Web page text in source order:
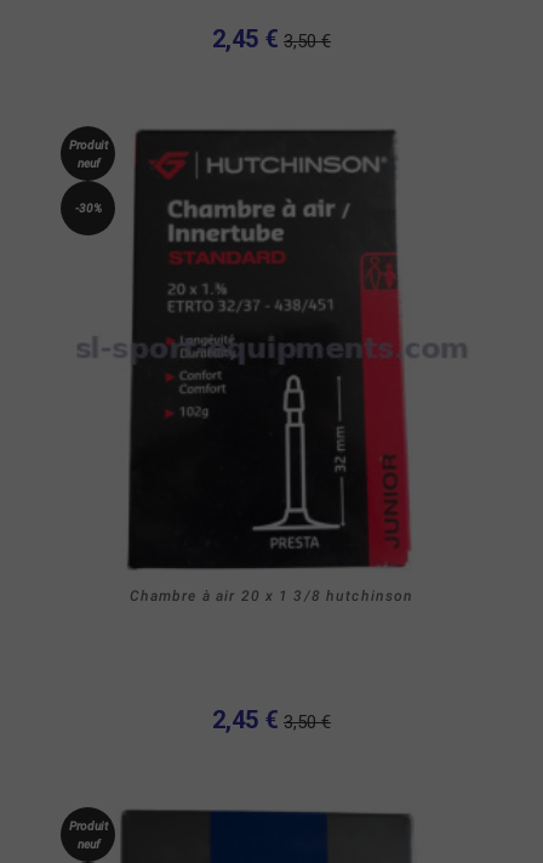
2,45 € 3,50 €
Produit
neuf
-30%
Chambre à air 20 x 1 3/8 hutchinson
2,45 € 3,50 €
Produit
neuf